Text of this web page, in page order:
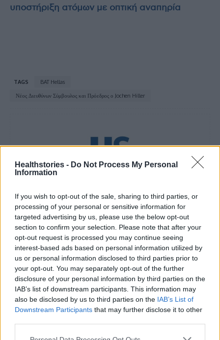
Healthstories - Do Not Process My Personal
Information
If you wish to opt-out of the sale, sharing to third parties, or
processing of your personal or sensitive information for
targeted advertising by us, please use the below opt-out
section to confirm your selection. Please note that after your
opt-out request is processed you may continue seeing
interest-based ads based on personal information utilized by
us or personal information disclosed to third parties prior to
your opt-out. You may separately opt-out of the further
disclosure of your personal information by third parties on the
IAB’s list of downstream participants. This information may
also be disclosed by us to third parties on the IAB’s List of
Downstream Participants that may further disclose it to other
υποστήριξη ατόμων με οπτική αναπηρία
TAGS
BAT Hellas
Νέος Διευθύνων Σύμβουλος και Πρόεδρος ο Jochen Hiller
Δείτε Ακόμη